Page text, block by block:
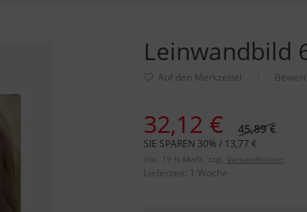
Leinwandbild
32,12 € 45,89 €
SIE SPAREN 30% / 13,77 €
inkl. 19 % MwSt. zzgl. Versandkosten
Lieferzeit: 1 Woche